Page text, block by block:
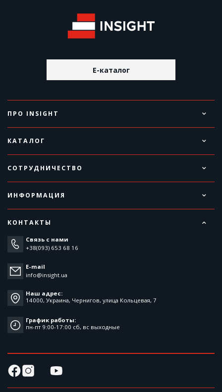
E-каталог
ПРО INSIGHT
КАТАЛОГ
СОТРУДНИЧЕСТВО
ИНФОРМАЦИЯ
КОНТАКТЫ
Связь с нами
+38(093) 653 68 16
E-mail
info@insight.ua
Наш адрес:
14000, Украина, Чернигов, улица Кольцевая, 7
График работы:
пн-пт 9:00-17:00 cб, вс выходные